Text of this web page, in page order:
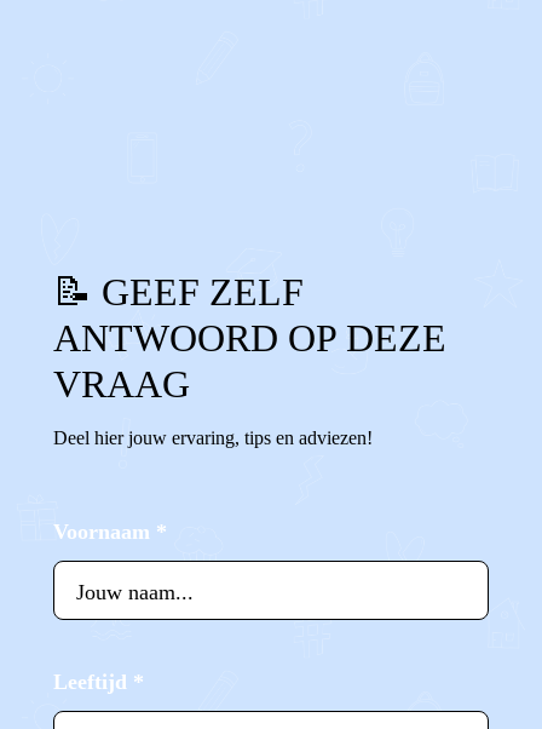
📝 GEEF ZELF
ANTWOORD OP DEZE
VRAAG
Deel hier jouw ervaring, tips en adviezen!
Voornaam *
Leeftijd *